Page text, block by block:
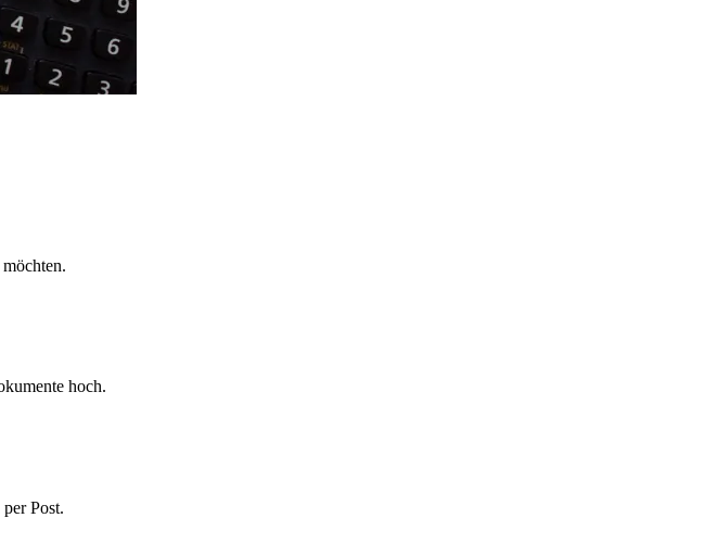
hoch.
Post.